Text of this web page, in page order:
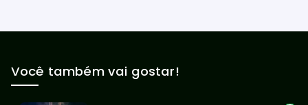
Você também vai gostar!